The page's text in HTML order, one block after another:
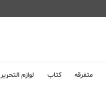
متفرقه کتاب لوازم التحریر